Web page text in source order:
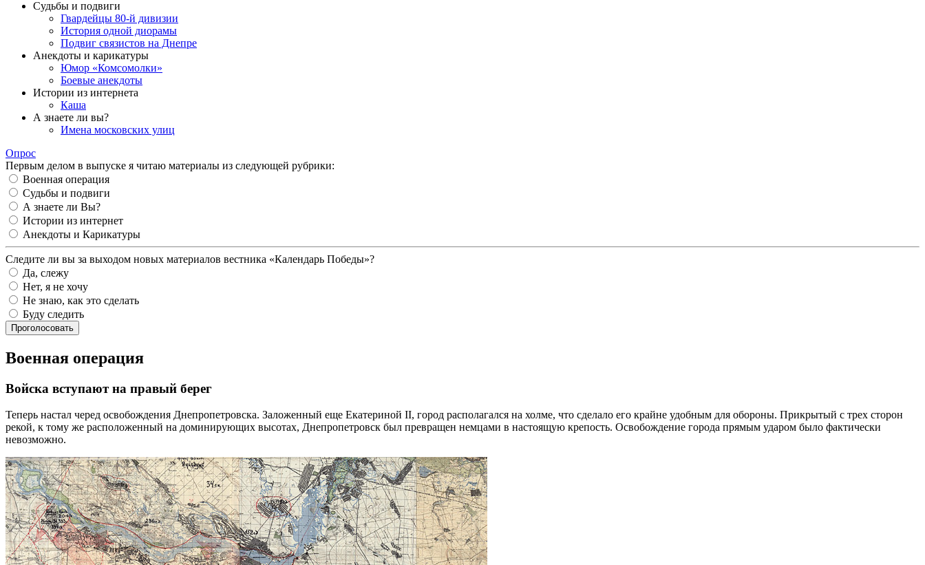
Судьбы и подвиги
Гвардейцы 80-й дивизии
История одной диорамы
Подвиг связистов на Днепре
Анекдоты и карикатуры
Юмор «Комсомолки»
Боевые анекдоты
Истории из интернета
Каша
А знаете ли вы?
Имена московских улиц
Опрос
Первым делом в выпуске я читаю материалы из следующей рубрики:
Военная операция
Судьбы и подвиги
А знаете ли Вы?
Истории из интернет
Анекдоты и Карикатуры
Следите ли вы за выходом новых материалов вестника «Календарь Победы»?
Да, слежу
Нет, я не хочу
Не знаю, как это сделать
Буду следить
Проголосовать
Военная операция
Войска вступают на правый берег
Теперь настал черед освобождения Днепропетровска. Заложенный еще Екатериной II, город располагался на холме, что сделало его крайне удобным для обороны. Прикрытый с трех сторон
рекой, к тому же расположенный на доминирующих высотах, Днепропетровск был превращен немцами в настоящую крепость. Освобождение города прямым ударом было фактически
невозможно.